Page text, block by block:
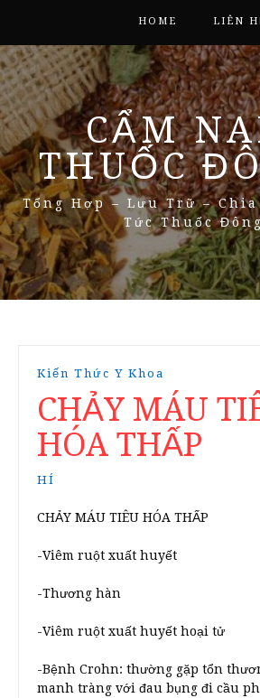
HOME LIÊN
CẨM
THUỐC
Tổng Hợp – Lưu Trữ –
Tức Thuốc
Kiến Thức Y Khoa
CHẢY MÁU
HÓA THẤP
HÍ
CHẢY MÁU TIÊU HÓA THẤP
-Viêm ruột xuất huyết
-Thương hàn
-Viêm ruột xuất huyết hoại tử
-Bệnh Crohn: thường gặp tổn
manh tràng với đau bụng đi cầu